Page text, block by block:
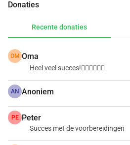
Donaties
Recente donaties
OM Oma
Heel veel succes!👍🏻🦓🐘🦧😘
AN Anoniem
PE Peter
Succes met de voorbereidingen